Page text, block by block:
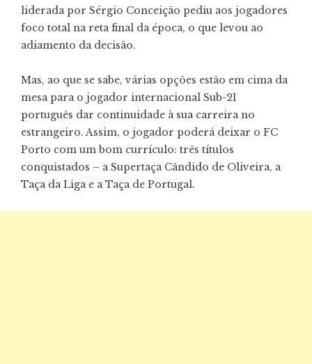
liderada por Sérgio Conceição pediu aos jogadores
foco total na reta final da época, o que levou ao
adiamento da decisão.
Mas, ao que se sabe, várias opções estão em cima da
mesa para o jogador internacional Sub-21
português dar continuidade à sua carreira no
estrangeiro. Assim, o jogador poderá deixar o FC
Porto com um bom currículo: três títulos
conquistados – a Supertaça Cândido de Oliveira, a
Taça da Liga e a Taça de Portugal.